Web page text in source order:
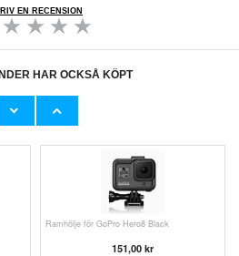
EN RECENSION
HAR OCKSÅ KÖPT
Tändknapp för Weber Q Series gasolgrill -
Ramhölje för GoPro Hero8 Black
151,00 kr